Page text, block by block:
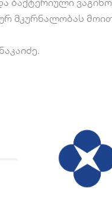
მკურნალობას